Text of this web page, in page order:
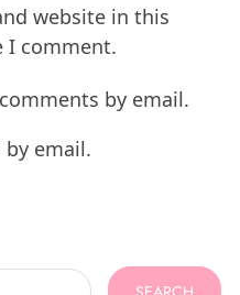
website in this
I comment.
by email.
email.